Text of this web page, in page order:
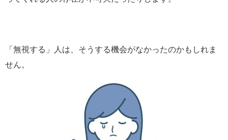
「無視する」人は、そうする機会がなかったのかもしれま
せん。